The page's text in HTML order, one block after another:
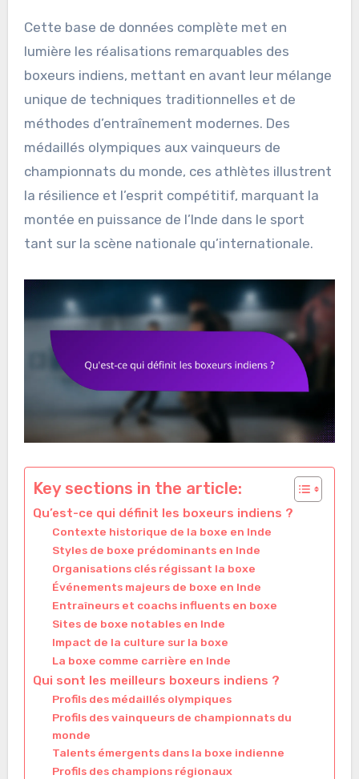
Cette base de données complète met en
lumière les réalisations remarquables des
boxeurs indiens, mettant en avant leur mélange
unique de techniques traditionnelles et de
méthodes d’entraînement modernes. Des
médaillés olympiques aux vainqueurs de
championnats du monde, ces athlètes illustrent
la résilience et l’esprit compétitif, marquant la
montée en puissance de l’Inde dans le sport
tant sur la scène nationale qu’internationale.
Key sections in the article:
Qu’est-ce qui définit les boxeurs indiens ?
Contexte historique de la boxe en Inde
Styles de boxe prédominants en Inde
Organisations clés régissant la boxe
Événements majeurs de boxe en Inde
Entraîneurs et coachs influents en boxe
Sites de boxe notables en Inde
Impact de la culture sur la boxe
La boxe comme carrière en Inde
Qui sont les meilleurs boxeurs indiens ?
Profils des médaillés olympiques
Profils des vainqueurs de championnats du
monde
Talents émergents dans la boxe indienne
Profils des champions régionaux